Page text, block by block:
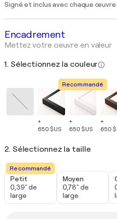
Signé et inclus avec chaque
Encadrement
Mettez votre oeuvre en valeur
1. Sélectionnez la couleur
+
650 $US
Recommandé
+
650 $US
+
650
2. Sélectionnez la taille
Recommandé
Petit
0,39" de
large
Moyen
0,78" de
large